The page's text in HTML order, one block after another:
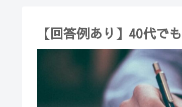
【回答例あり】40代で